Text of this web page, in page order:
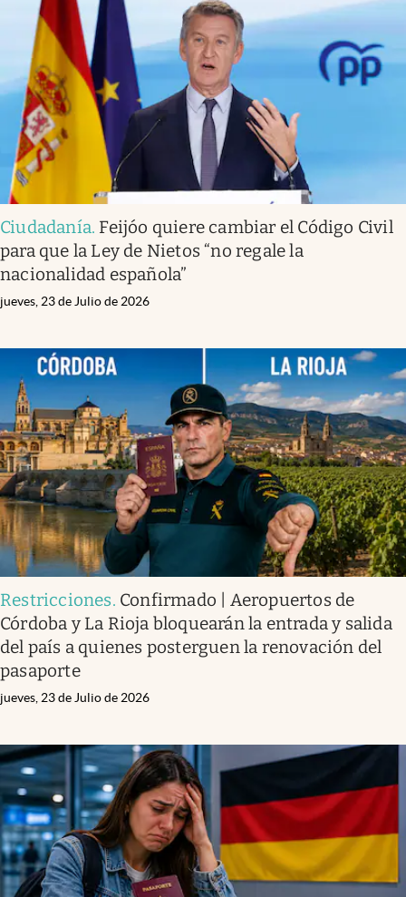
Ciudadanía. Feijóo quiere cambiar el Código Civil
para que la Ley de Nietos “no regale la
nacionalidad española”
jueves, 23 de Julio de 2026
Restricciones. Confirmado | Aeropuertos de
Córdoba y La Rioja bloquearán la entrada y salida
del país a quienes posterguen la renovación del
pasaporte
jueves, 23 de Julio de 2026